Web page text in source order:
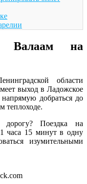
Валаам на
области
выход в Ладожское
добраться до
теплоходе.
дорогу? Поездка на
часа 15 минут в одну
изумительными